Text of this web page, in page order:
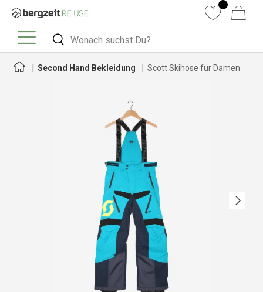
DIREKT ZUM INHALT
Suchen
Suchen
WunschlisteWarenkorb
Menü
Second Hand Bekleidung Scott Skihose für Damen
Nächste